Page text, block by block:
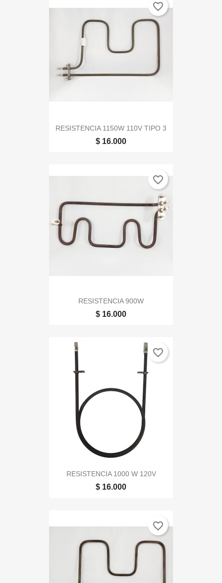
RESISTENCIA 1150W 110V TIPO 3
$ 16.000
favorite_border
RESISTENCIA 900W
$ 16.000
favorite_border
RESISTENCIA 1000 W 120V
$ 16.000
favorite_border
favorite_border